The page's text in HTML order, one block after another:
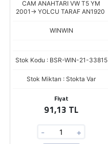
CAM ANAHTARI VW T5 YM
2001-> YOLCU TARAF AN1920
WINWIN
Stok Kodu : BSR-WIN-21-33815
Stok Miktarı : Stokta Var
Fiyat
91,13 TL
- +